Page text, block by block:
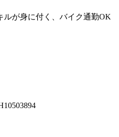
ルが身に付く、バイク通勤OK